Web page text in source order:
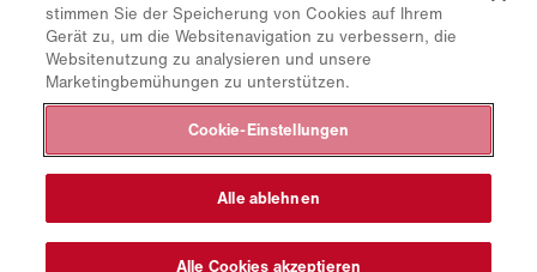
TCO-Rechner
Händler & Standorte
Produktgruppenübersicht
CollabHub Login
© 2026 Aebi Schmidt Group
stimmen Sie der Speicherung von Cookies auf Ihrem
Gerät zu, um die Websitenavigation zu verbessern, die
Websitenutzung zu analysieren und unsere
Marketingbemühungen zu unterstützen.
Cookie-Einstellungen
Alle ablehnen
Alle Cookies akzeptieren